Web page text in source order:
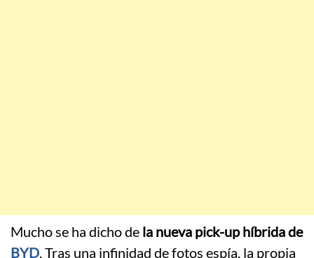
Mucho se ha dicho de la nueva pick-up híbrida de
BYD. Tras una infinidad de fotos espía, la propia